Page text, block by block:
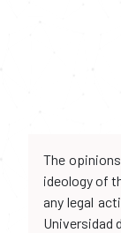
The
ideology of
any legal
Universidad